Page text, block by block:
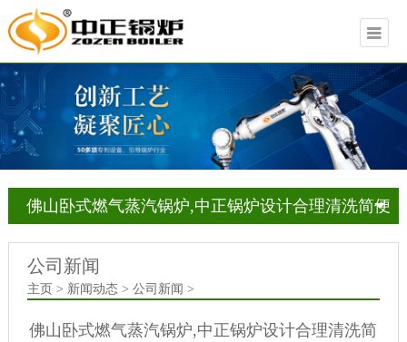
佛山卧式燃气蒸汽锅炉,中正锅炉设计合理清洗简便
公司新闻
主页 > 新闻动态 > 公司新闻 >
佛山卧式燃气蒸汽锅炉,中正锅炉设计合理清洗简